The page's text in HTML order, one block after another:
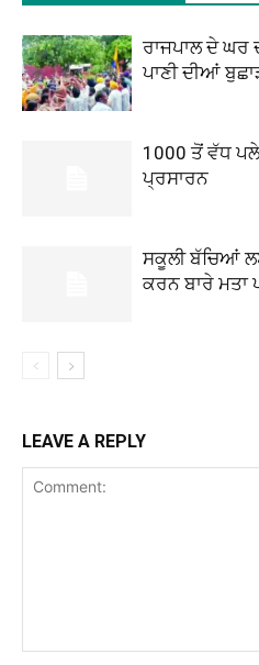
ਰਾਜਪਾਲ ਦੇ ਘਰ
ਪਾਣੀ ਦੀਆਂ
1000 ਤੋਂ ਵੱਧ
ਪ੍ਰਸਾਰਨ
ਸਕੂਲੀ ਬੱਚਿਆਂ
ਕਰਨ ਬਾਰੇ ਮਤਾ
LEAVE A REPLY